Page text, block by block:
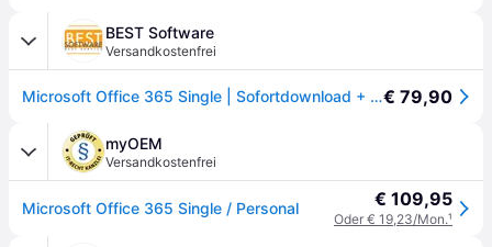
BEST Software
Versandkostenfrei
Microsoft Office 365 Single | Sofortdownload + Produktschlüssel | 5 Geräte - 1 Jahr€ 79,90
myOEM
Versandkostenfrei
Microsoft Office 365 Single / Personal € 109,95
Oder € 19,23/Mon.¹